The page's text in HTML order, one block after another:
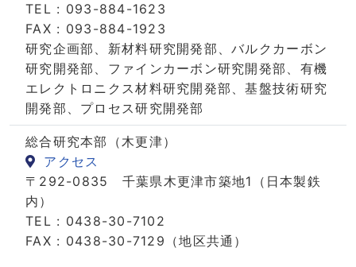
TEL : 093-884-1623
FAX : 093-884-1923
研究企画部、新材料研究開発部、バルクカーボン
研究開発部、ファインカーボン研究開発部、有機
エレクトロニクス材料研究開発部、基盤技術研究
開発部、プロセス研究開発部
総合研究本部（木更津）
アクセス
〒292-0835 千葉県木更津市築地1（日本製鉄
内）
TEL : 0438-30-7102
FAX : 0438-30-7129（地区共通）